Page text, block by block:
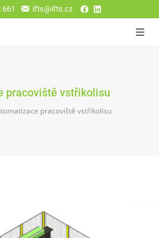
661 ifts@ifts.cz
pracoviště vstřikolisu
pracoviště vstřikolisu